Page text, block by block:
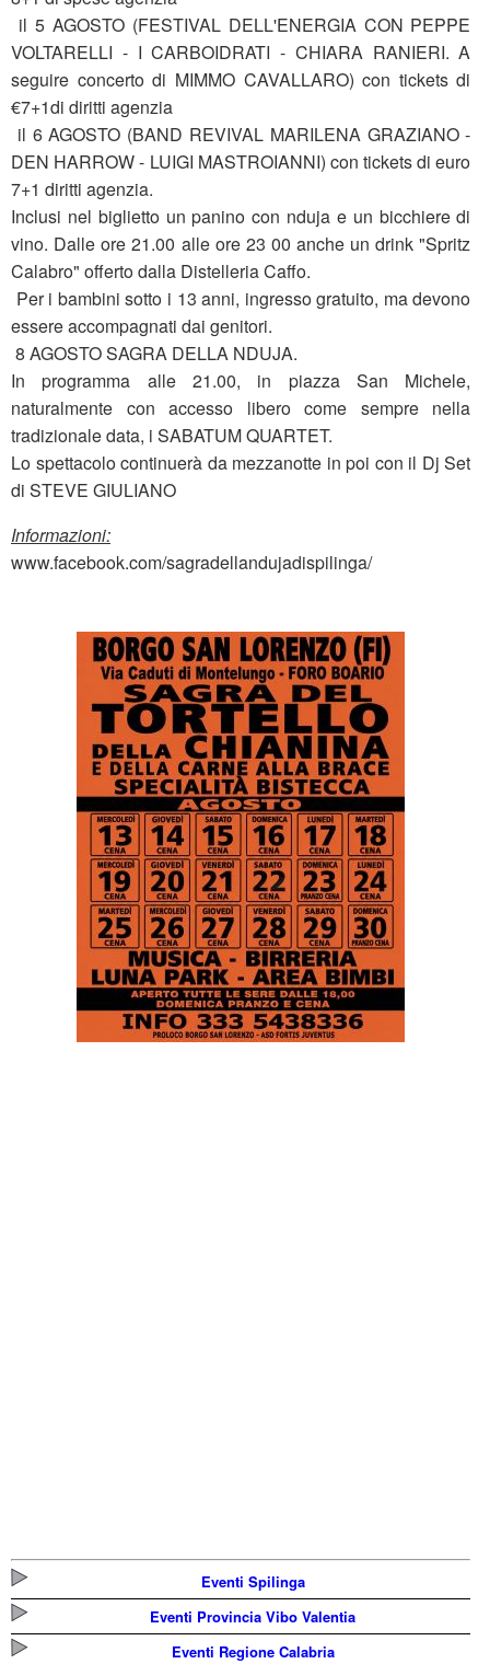
il 5 AGOSTO (FESTIVAL DELL'ENERGIA CON PEPPE
VOLTARELLI - I CARBOIDRATI - CHIARA RANIERI. A
seguire concerto di MIMMO CAVALLARO) con tickets di
€7+1di diritti agenzia
il 6 AGOSTO (BAND REVIVAL MARILENA GRAZIANO -
DEN HARROW - LUIGI MASTROIANNI) con tickets di euro
7+1 diritti agenzia.
Inclusi nel biglietto un panino con nduja e un bicchiere di
vino. Dalle ore 21.00 alle ore 23 00 anche un drink "Spritz
Calabro" offerto dalla Distelleria Caffo.
Per i bambini sotto i 13 anni, ingresso gratuito, ma devono
essere accompagnati dai genitori.
8 AGOSTO SAGRA DELLA NDUJA.
In programma alle 21.00, in piazza San Michele,
naturalmente con accesso libero come sempre nella
tradizionale data, i SABATUM QUARTET.
Lo spettacolo continuerà da mezzanotte in poi con il Dj Set
di STEVE GIULIANO
Informazioni:
www.facebook.com/sagradellandujadispilinga/
Eventi Spilinga
Eventi Provincia Vibo Valentia
Eventi Regione Calabria